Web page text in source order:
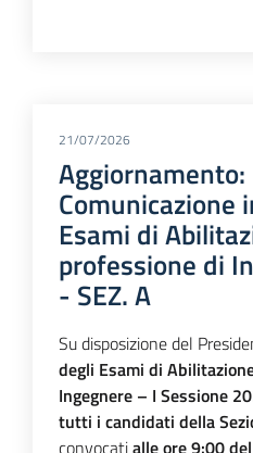
21/07/2026
Aggiornamento:
Comunicazione
Esami di
professione di
- SEZ. A
Su disposizione del
degli Esami di
Ingegnere – I Sessione
tutti i candidati della
convocatialle ore 9:00